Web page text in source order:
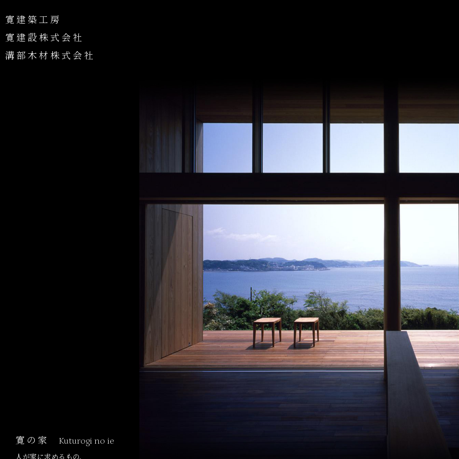
寛建築工房
寛建設株式会社
溝部木材株式会社
寛の家
Kuturogi no ie
人が家に求めるもの、